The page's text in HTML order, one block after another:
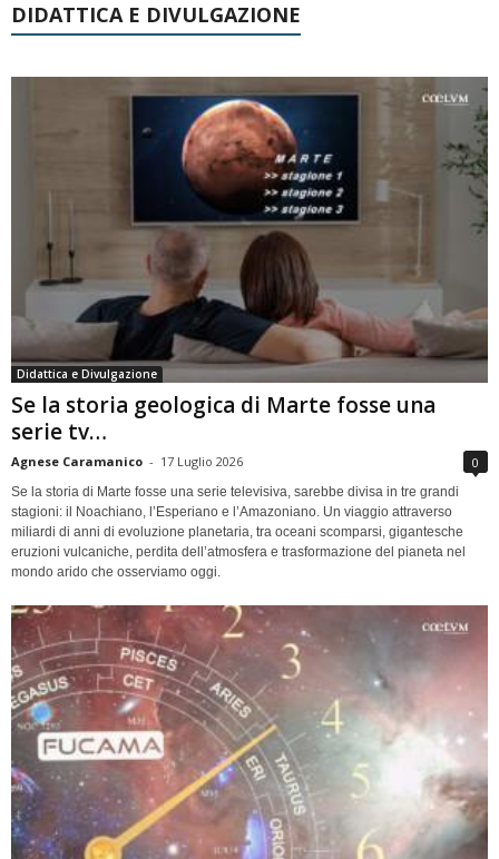
DIDATTICA E DIVULGAZIONE
Didattica e Divulgazione
Se la storia geologica di Marte fosse una
serie tv…
Agnese Caramanico - 17 Luglio 2026 0
Se la storia di Marte fosse una serie televisiva, sarebbe divisa in tre grandi
stagioni: il Noachiano, l’Esperiano e l’Amazoniano. Un viaggio attraverso
miliardi di anni di evoluzione planetaria, tra oceani scomparsi, gigantesche
eruzioni vulcaniche, perdita dell’atmosfera e trasformazione del pianeta nel
mondo arido che osserviamo oggi.